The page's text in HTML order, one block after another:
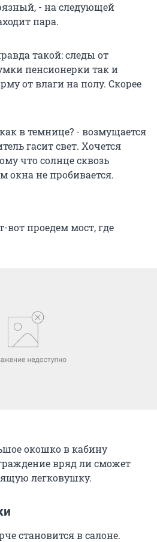
- на следующей
пара.
такой: следы от
пенсионерки так и
от влаги на полу. Скорее
в темнице? - возмущается
гасит свет. Хочется
что солнце сквозь
окна не пробивается.
вот проедем мост, где
окошко в кабину
вряд ли сможет
легковушку.
становится в салоне.